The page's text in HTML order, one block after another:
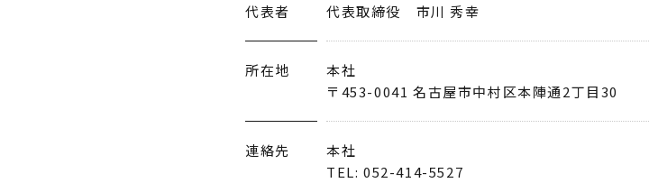
代表者 代表取締役 市川 秀幸
所在地
本社
〒453-0041 名古屋市中村区本陣通2丁目30
連絡先
本社
TEL: 052-414-5527